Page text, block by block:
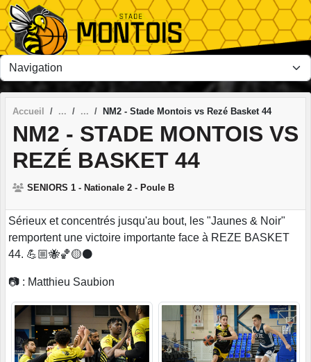
Accueil NM2 - Stade Montois vs Rezé Basket 44
NM2 - STADE MONTOIS VS
REZÉ BASKET 44
SENIORS 1 - Nationale 2 - Poule B
Sérieux et concentrés jusqu'au bout, les "Jaunes & Noir"
remportent une victoire importante face à REZE BASKET
44. 💪🏼🐝🏀🟡⚫
📷 : Matthieu Saubion
Panneau de gestion des cookies